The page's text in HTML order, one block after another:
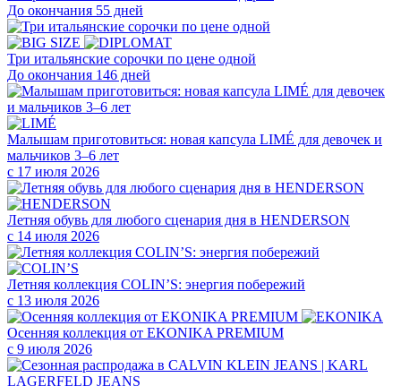
До окончания 55 дней
Три итальянские сорочки по цене одной
До окончания 146 дней
Малышам приготовиться: новая капсула LIMÉ для девочек и
мальчиков 3–6 лет
с 17 июля 2026
Летняя обувь для любого сценария дня в HENDERSON
с 14 июля 2026
Летняя коллекция COLIN’S: энергия побережий
с 13 июля 2026
Осенняя коллекция от EKONIKA PREMIUM
с 9 июля 2026